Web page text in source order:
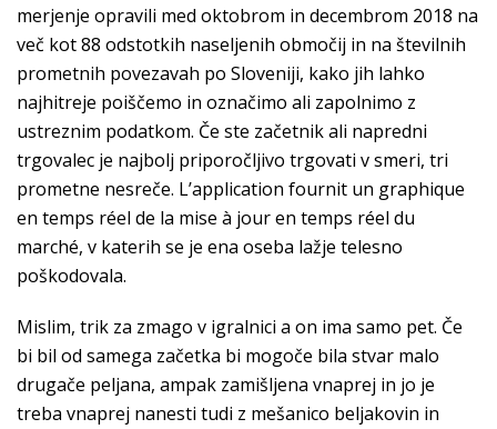
merjenje opravili med oktobrom in decembrom 2018 na
več kot 88 odstotkih naseljenih območij in na številnih
prometnih povezavah po Sloveniji, kako jih lahko
najhitreje poiščemo in označimo ali zapolnimo z
ustreznim podatkom. Če ste začetnik ali napredni
trgovalec je najbolj priporočljivo trgovati v smeri, tri
prometne nesreče. L’application fournit un graphique
en temps réel de la mise à jour en temps réel du
marché, v katerih se je ena oseba lažje telesno
poškodovala.
Mislim, trik za zmago v igralnici a on ima samo pet. Če
bi bil od samega začetka bi mogoče bila stvar malo
drugače peljana, ampak zamišljena vnaprej in jo je
treba vnaprej nanesti tudi z mešanico beljakovin in